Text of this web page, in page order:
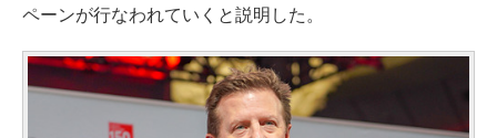
ペーンが行なわれていくと説明した。